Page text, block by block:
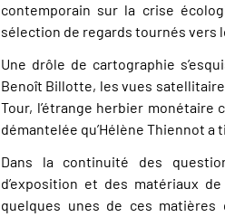
contemporain sur la crise
sélection de regards tournés vers
Une drôle de cartographie
Benoît Billotte, les vues
Tour, l’étrange herbier monétaire
démantelée qu’Hélène Thiennot
Dans la continuité des
d’exposition et des matériaux
quelques unes de ces matières